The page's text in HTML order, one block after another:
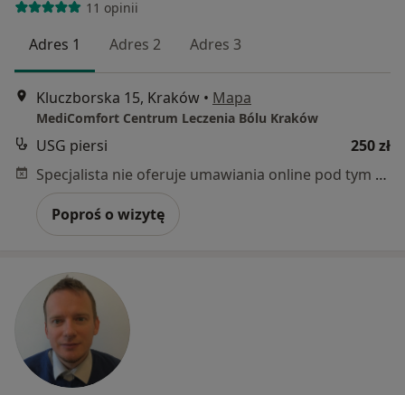
11 opinii
Adres 1 Adres 2 Adres 3
Kluczborska 15, Kraków • Mapa
MediComfort Centrum Leczenia Bólu Kraków
USG piersi
250 zł
Specjalista nie oferuje umawiania online pod tym adresem.
Poproś o wizytę